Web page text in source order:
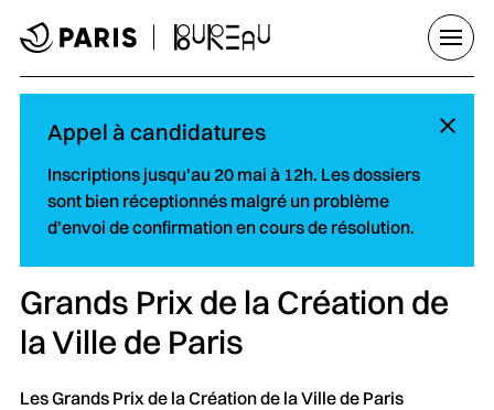
Appel à candidatures
Inscriptions jusqu'au 20 mai à 12h. Les dossiers
sont bien réceptionnés malgré un problème
d'envoi de confirmation en cours de résolution.
Grands Prix de la Création de
la Ville de Paris
Les Grands Prix de la Création de la Ville de Paris